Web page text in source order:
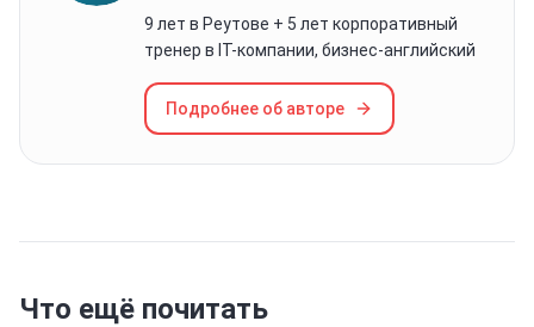
9 лет в Реутове + 5 лет корпоративный
тренер в IT-компании, бизнес-английский
Подробнее об авторе
Что ещё почитать